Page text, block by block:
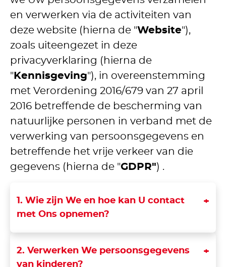
en verwerken via de activiteiten van
deze website (hierna de "Website"),
zoals uiteengezet in deze
privacyverklaring (hierna de
" Kennisgeving"), in overeenstemming
met Verordening 2016/679 van 27 april
2016 betreffende de bescherming van
natuurlijke personen in verband met de
verwerking van persoonsgegevens en
betreffende het vrije verkeer van die
gegevens (hierna de "GDPR") .
1. Wie zijn We en hoe kan U contact
met Ons opnemen?
2. Verwerken We persoonsgegevens
van kinderen?